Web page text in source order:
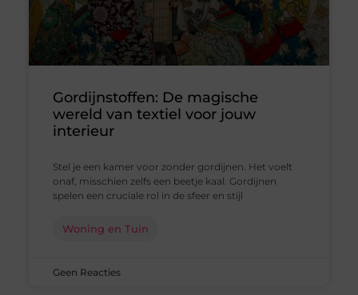
Gordijnstoffen: De magische
wereld van textiel voor jouw
interieur
Stel je een kamer voor zonder gordijnen. Het voelt
onaf, misschien zelfs een beetje kaal. Gordijnen
spelen een cruciale rol in de sfeer en stijl
Woning en Tuin
Geen Reacties